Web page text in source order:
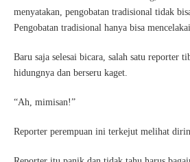
menyatakan, pengobatan tradisional tidak
Pengobatan tradisional hanya bisa
Baru saja selesai bicara, salah satu reporter
hidungnya dan berseru kaget.
“Ah, mimisan!”
Reporter perempuan ini terkejut melihat